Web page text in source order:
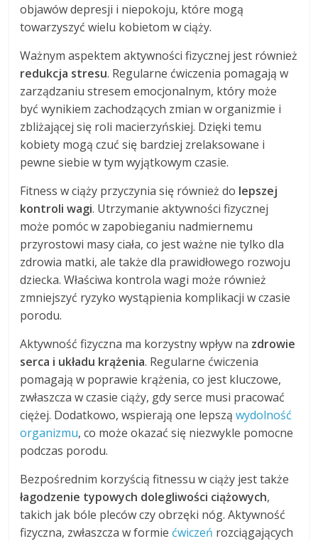
objawów depresji i niepokoju, które mogą
towarzyszyć wielu kobietom w ciąży.
Ważnym aspektem aktywności fizycznej jest również
redukcja stresu. Regularne ćwiczenia pomagają w
zarządzaniu stresem emocjonalnym, który może
być wynikiem zachodzących zmian w organizmie i
zbliżającej się roli macierzyńskiej. Dzięki temu
kobiety mogą czuć się bardziej zrelaksowane i
pewne siebie w tym wyjątkowym czasie.
Fitness w ciąży przyczynia się również do lepszej
kontroli wagi. Utrzymanie aktywności fizycznej
może pomóc w zapobieganiu nadmiernemu
przyrostowi masy ciała, co jest ważne nie tylko dla
zdrowia matki, ale także dla prawidłowego rozwoju
dziecka. Właściwa kontrola wagi może również
zmniejszyć ryzyko wystąpienia komplikacji w czasie
porodu.
Aktywność fizyczna ma korzystny wpływ na zdrowie
serca i układu krążenia. Regularne ćwiczenia
pomagają w poprawie krążenia, co jest kluczowe,
zwłaszcza w czasie ciąży, gdy serce musi pracować
ciężej. Dodatkowo, wspierają one lepsząwydolność
organizmu, co może okazać się niezwykle pomocne
podczas porodu.
Bezpośrednim korzyścią fitnessu w ciąży jest także
łagodzenie typowych dolegliwości ciążowych,
takich jak bóle pleców czy obrzęki nóg. Aktywność
fizyczna, zwłaszcza w formie ćwiczeń rozciągających